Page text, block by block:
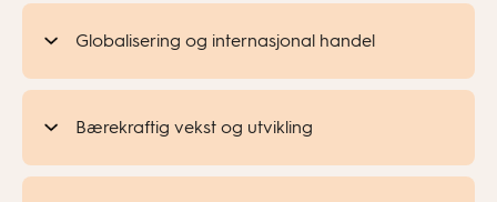
Globalisering og internasjonal handel
Bærekraftig vekst og utvikling